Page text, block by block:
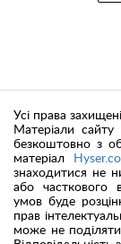
Усі права захищені.
Матеріали сайту
безкоштовно з
матеріал
знаходитися не
або часткового
умов буде
прав
може не поділяти